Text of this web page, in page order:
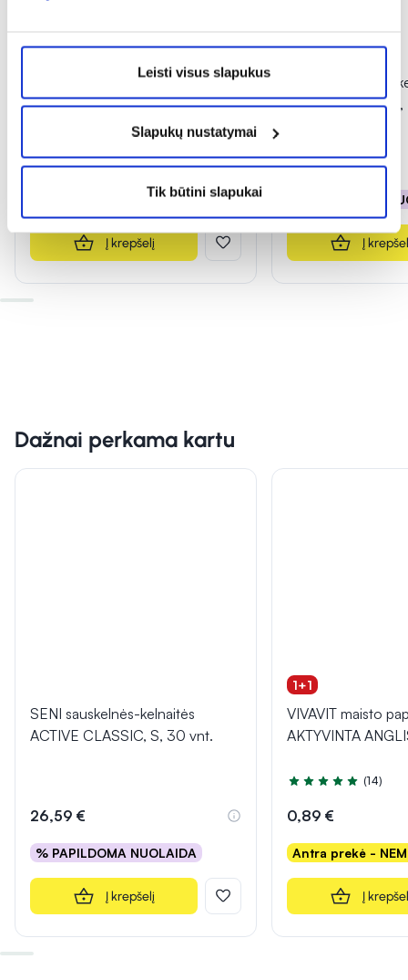
Leisti visus slapukus
Slapukų nustatymai
Tik būtini slapukai
SENI sauskelnės-kelnaitės
ACTIVE CLASSIC, L, 30 vnt.
Įvertinimas 4.8 iš 5
21,59 €
% PAPILDOMA NUOLAIDA
Į krepšelį
SENI sauskelnės-
ACTIVE
21,59 €
% PAPILDOMA
Į
Dažnai perkama kartu
SENI sauskelnės-kelnaitės
ACTIVE CLASSIC, S, 30 vnt.
26,59 €
% PAPILDOMA NUOLAIDA
Į krepšelį
1+1
VIVAVIT maisto
AKTYVINTA
Įvertinimas 5.0 iš 5
(14)
0,89 €
Antra prekė -
Į